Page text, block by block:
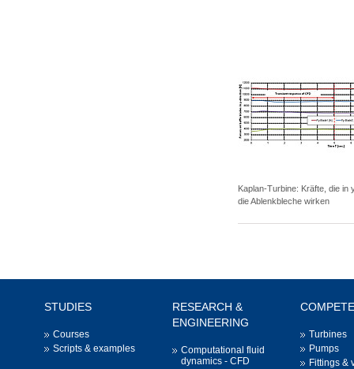
Kaplan-Turbine: Kräfte, die in
die Ablenkbleche wirken
STUDIES
Courses
Scripts & examples
RESEARCH &
ENGINEERING
Computational fluid
dynamics - CFD
Turbines
Pumps
Fittings &